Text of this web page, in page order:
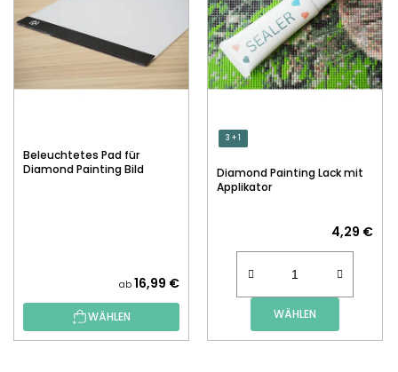
Beleuchtetes Pad für
Diamond Painting Bild
ab 16,99 €
WÄHLEN
3 + 1
Diamond Painting Lack mit
Applikator
4,29 €
WÄHLEN